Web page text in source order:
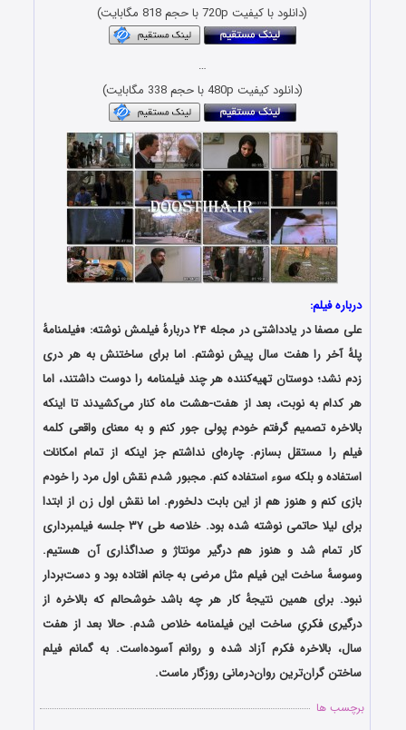
(دانلود با کیفیت 720p با حجم 818 مگابایت)
…
(دانلود کیفیت 480p با حجم 338 مگابایت)
درباره فیلم:
علی مصفا در یادداشتی در مجله ۲۴ دربارهٔ فیلمش نوشته: «فیلمنامهٔ
پلهٔ آخر را هفت سال پیش نوشتم. اما برای ساختنش به هر دری
زدم نشد؛ دوستان تهیه‌کننده هر چند فیلمنامه را دوست داشتند، اما
هر کدام به نوبت، بعد از هفت-هشت ماه کنار می‌کشیدند تا اینکه
بالاخره تصمیم گرفتم خودم پولی جور کنم و به معنای واقعی کلمه
فیلم را مستقل بسازم. چاره‌ای نداشتم جز اینکه از تمام امکانات
استفاده و بلکه سوء استفاده کنم. مجبور شدم نقش اول مرد را خودم
بازی کنم و هنوز هم از این بابت دلخورم. اما نقش اول زن از ابتدا
برای لیلا حاتمی نوشته شده بود. خلاصه طی ۳۷ جلسه فیلمبرداری
کار تمام شد و هنوز هم درگیر مونتاژ و صداگذاری آن هستیم.
وسوسهٔ ساخت این فیلم مثل مرضی به جانم افتاده بود و دست‌بردار
نبود. برای همین نتیجهٔ کار هر چه باشد خوشحالم که بالاخره از
درگیری فکریِ ساخت این فیلمنامه خلاص شدم. حالا بعد از هفت
سال، بالاخره فکرم آزاد شده و روانم آسوده‌است. به گمانم فیلم
ساختن گران‌ترین روان‌درمانی روزگار ماست.
برچسب ها